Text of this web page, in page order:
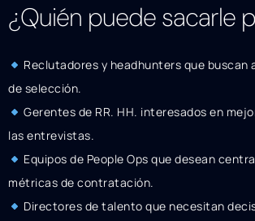
¿Quién puede sacarle
Reclutadores y headhunters que buscan
de selección.
Gerentes de RR. HH. interesados en
las entrevistas.
Equipos de People Ops que desean
métricas de contratación.
Directores de talento que necesitan